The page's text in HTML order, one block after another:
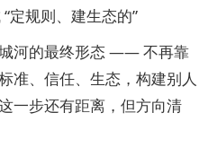
定规则、建生态的”
河的最终形态 —— 不再靠
准、信任、生态，构建别人
一步还有距离，但方向清